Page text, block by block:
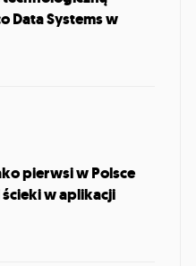
Data Systems w
pierwsi w Polsce
ścieki w aplikacji